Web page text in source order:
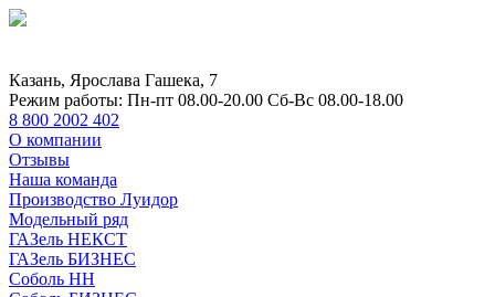
Казань, Ярослава Гашека, 7
Режим работы: Пн-пт 08.00-20.00 Сб-Вс 08.00-18.00
8 800 2002 402
О компании
Отзывы
Наша команда
Производство Луидор
Модельный ряд
ГАЗель НЕКСТ
ГАЗель БИЗНЕС
Соболь НН